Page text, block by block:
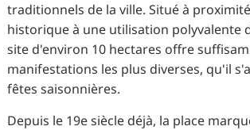
traditionnels de la ville. Situé à
historique à une utilisation polyvalente
site d'environ 10 hectares offre
manifestations les plus diverses, qu'il
fêtes saisonnières.
Depuis le 19e siècle déjà, la place